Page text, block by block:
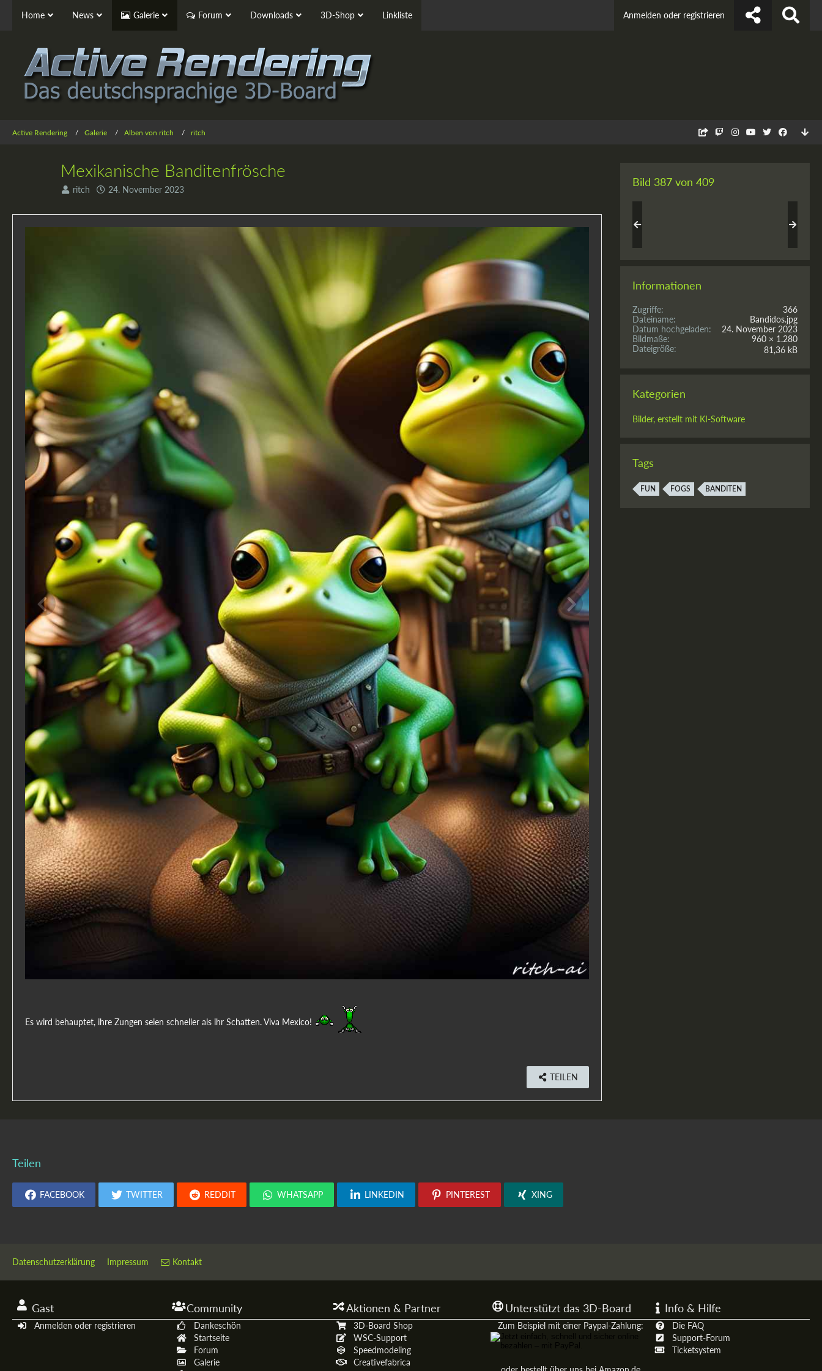
Home News Galerie Forum Downloads 3D-Shop Linkliste Anmelden oder registrieren
Active Rendering Galerie Alben von ritch ritch
Mexikanische Banditenfrösche
ritch 24. November 2023
Es wird behauptet, ihre Zungen seien schneller als ihr Schatten. Viva Mexico!
TEILEN
Bild 387 von 409
Informationen
Zugriffe
366
Dateiname
Bandidos.jpg
Datum hochgeladen
24. November 2023
Bildmaße
960 × 1.280
Dateigröße
81,36 kB
Kategorien
Bilder, erstellt mit KI-Software
Tags
FUN FOGS BANDITEN
Teilen
FACEBOOK TWITTER REDDIT WHATSAPP LINKEDIN PINTEREST XING
Datenschutzerklärung Impressum Kontakt
Gast
Anmelden oder registrieren
Community
Dankeschön
Startseite
Forum
Galerie
Aktionen & Partner
3D-Board Shop
WSC-Support
Speedmodeling
Creativefabrica
Unterstützt das 3D-Board
Zum Beispiel mit einer Paypal-Zahlung:
Info & Hilfe
Die FAQ
Support-Forum
Ticketsystem